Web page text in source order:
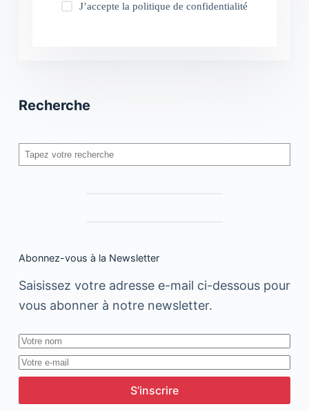
J’accepte la politique de confidentialité
Recherche
Rechercher
Abonnez-vous à la Newsletter
Saisissez votre adresse e-mail ci-dessous pour
vous abonner à notre newsletter.
S’inscrire